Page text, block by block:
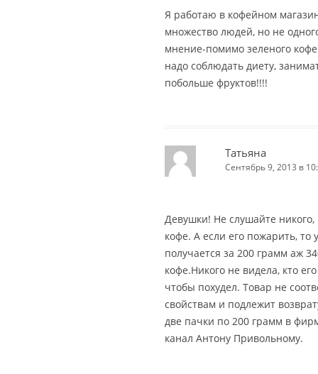
Я работаю в кофейном
множество людей, но не
мнение-помимо зеленого
надо соблюдать диету,
побольше фруктов!!!!
Татьяна
Сентябрь 9, 2013 в
Девушки! Не слушайте
кофе. А если его пожарить, то
получается за 200 грамм аж
кофе.Никого не видела, кто
чтобы похудел. Товар не
свойствам и подлежит
две пачки по 200 грамм в
канал Антону Привольному.